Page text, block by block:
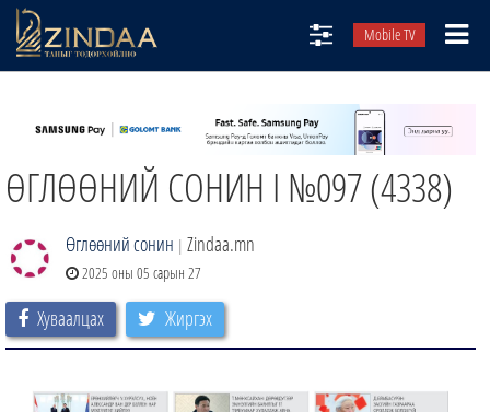
Mobile TV
ТВ8
ӨГЛӨӨНИЙ СОНИН
ЗИНДАА СЭТГҮҮЛ
ӨГЛӨӨНИЙ СОНИН I №097 (4338)
Өглөөний сонин | Zindaa.mn
2025 оны 05 сарын 27
Хуваалцах Жиргэх